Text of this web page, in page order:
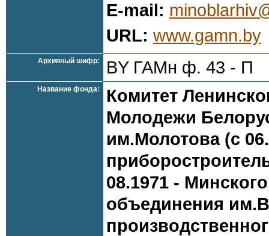
E-mail:
URL: www.gamn.by
Архивный шифр: BY ГАМн ф. 43 - П
Название фонда:
Комитет
Молодежи
им.Молотова (с
08.1971 -
объединения